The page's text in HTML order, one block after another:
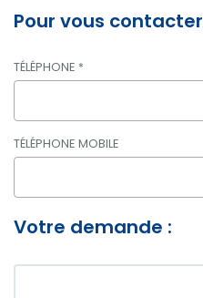
Pour vous contacter
TÉLÉPHONE *
TÉLÉPHONE MOBILE
Votre demande :